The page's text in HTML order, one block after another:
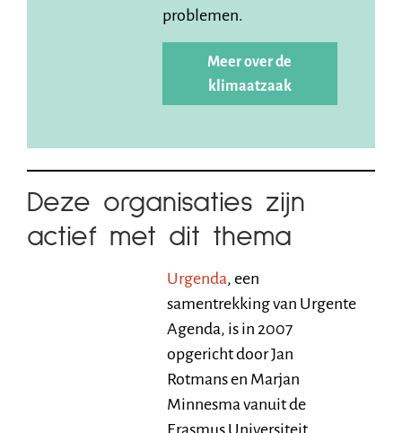
problemen.
Meer over de
klimaatzaak
Deze organisaties zijn
actief met dit thema
Urgenda, een
samentrekking van Urgente
Agenda, is in 2007
opgericht door Jan
Rotmans en Marjan
Minnesma vanuit de
Erasmus Universiteit